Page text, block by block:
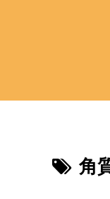
角